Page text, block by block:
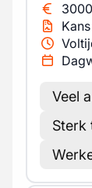
3000
Veel
Sterk